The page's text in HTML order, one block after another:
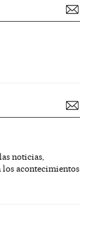
noticias,
los acontecimientos